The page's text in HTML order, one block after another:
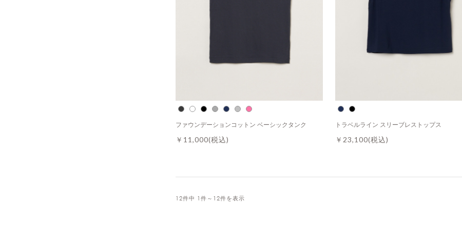
ファウンデーションコットン ベーシックタンク
￥11,000(税込)
トラベルライン スリーブレストップス
￥23,100(税込)
12件中 1件～12件を表示